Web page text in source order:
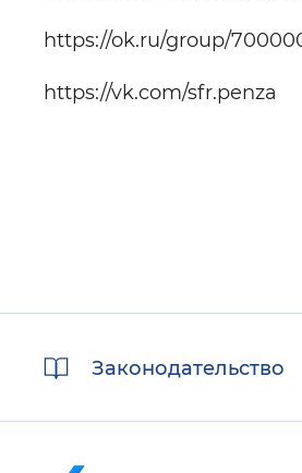
https://ok.ru/group/
https://vk.com/sfr.penza
ссылкиЗаконодательство